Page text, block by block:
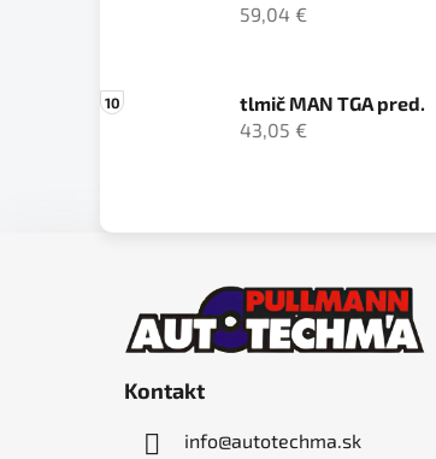
59,04 €
tlmič MAN TGA pred.
43,05 €
Kontakt
info@autotechma.sk